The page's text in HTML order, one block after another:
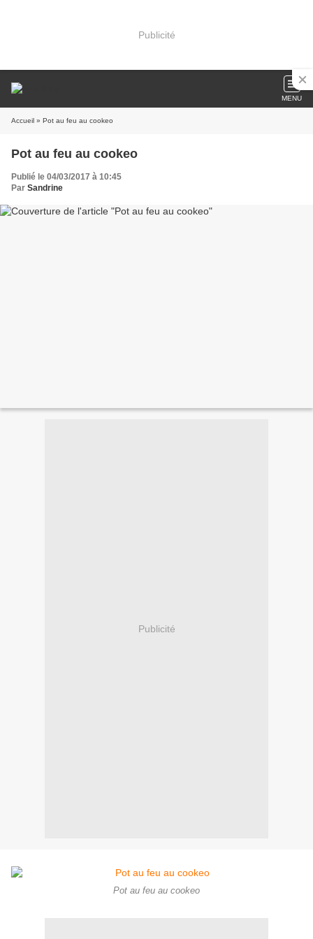
Publicité
MENU
Accueil » Pot au feu au cookeo
Pot au feu au cookeo
Publié le 04/03/2017 à 10:45
Par Sandrine
Publicité
Pot au feu au cookeo